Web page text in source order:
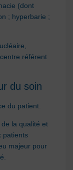
(dont
; hyperbarie ;
centre référent
du soin
du patient.
la qualité et
patients
majeur pour